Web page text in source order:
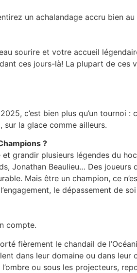
un achalandage accru bien
sourire et votre accueil
ces jours-là! La plupart de ces
c’est bien plus qu’un tournoi :
sur la glace comme ailleurs.
?
et grandir plusieurs légendes du
Jonathan Beaulieu… Des joueurs
Mais être un champion, ce
le dépassement de
compte.
fièrement le chandail de
dans leur domaine ou dans leur
l’ombre ou sous les projecteurs,